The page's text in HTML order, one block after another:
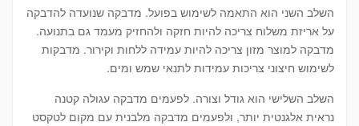
השלב השני הוא התאמה לשימוש בפועל. מדבקה שנועדה להדבקה
על אריזת משלוח צריכה להיות חזקה ולהחזיק מעמד גם בתנועה.
מדבקה למוצר מזון צריכה להיות עמידה ללחות וקירור. מדבקות
לשימוש חיצוני צריכות עמידות לתנאי שמש ומים.
השלב השלישי הוא גודל וצורה. לפעמים מדבקה עגולה קטנה
נראית אלגנטית יותר, ולפעמים מדבקה מלבנית עם מקום לטקסט